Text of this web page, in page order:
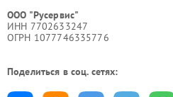
ООО "Русервис"
ИНН 7702633247
ОГРН 1077746335776
Поделиться в соц. сетях: